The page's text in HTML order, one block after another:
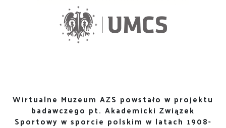
Wirtualne Muzeum AZS powstało w projektu
badawczego pt. Akademicki Związek
Sportowy w sporcie polskim w latach 1908-